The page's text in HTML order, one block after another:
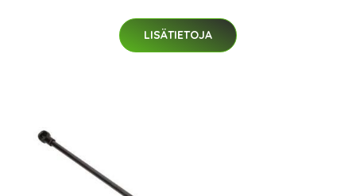
LISÄTIETOJA